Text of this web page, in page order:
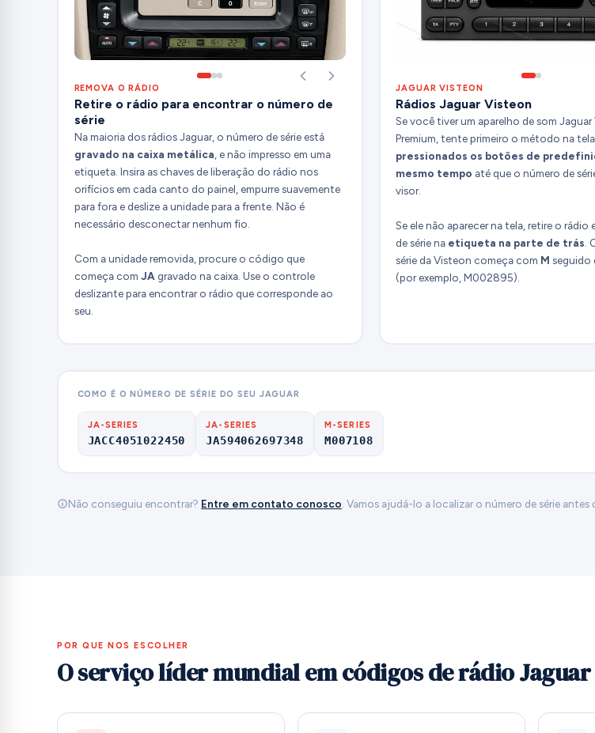
REMOVA O RÁDIO
Retire o rádio para encontrar o número de
série
Na maioria dos rádios Jaguar, o número de série está
gravado na caixa metálica, e não impresso em uma
etiqueta. Insira as chaves de liberação do rádio nos
orifícios em cada canto do painel, empurre suavemente
para fora e deslize a unidade para a frente. Não é
necessário desconectar nenhum fio.
Com a unidade removida, procure o código que
começa com JAgravado na caixa. Use o controle
deslizante para encontrar o rádio que corresponde ao
seu.
JAGUAR VISTEON
Rádios Jaguar Visteon
Se você tiver um aparelho de som
Premium, tente primeiro o método na
pressionados os botões de
mesmo tempo até que o número de
visor.
Se ele não aparecer na tela, retire o rádio
de série na etiqueta na parte de trás.
série da Visteon começa com M seguido
(por exemplo, M002895).
COMO É O NÚMERO DE SÉRIE DO SEU JAGUAR
JA-SERIES
JACC4051022450
JA-SERIES
JA594062697348
M-SERIES
M007108
Não conseguiu encontrar? Entre em contato conosco . Vamos ajudá-lo a localizar o número de série
POR QUE NOS ESCOLHER
O serviço líder mundial em códigos de rádio Jaguar